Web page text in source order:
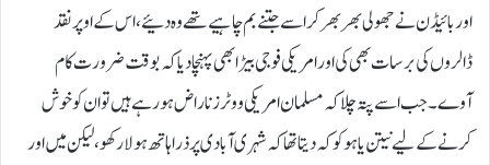
اور بائیڈن نے جھولی بھر بھر کر اسے جتنے بم چاہیے تھے وہ دئیے، اس کے اوپر نقد
ڈالروں کی برسات بھی کی اور امریکی فوجی بیڑا بھی پہنچا دیا کہ بوقت ضرورت کام
آوے۔ جب اسے پتہ چلا کہ مسلمان امریکی ووٹرز ناراض ہو رہے ہیں تو ان کو خوش
کرنے کے لیے نیتن یاہو کو کہ دیتا تھا کہ شہری آبادی پر ذرا ہاتھ ہولا رکھو، لیکن میں اور